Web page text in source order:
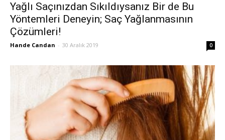
Yağlı Saçınızdan Sıkıldıysanız Bir de Bu
Yöntemleri Deneyin; Saç Yağlanmasının
Çözümleri!
Hande Candan - 30 Aralık 2019 0